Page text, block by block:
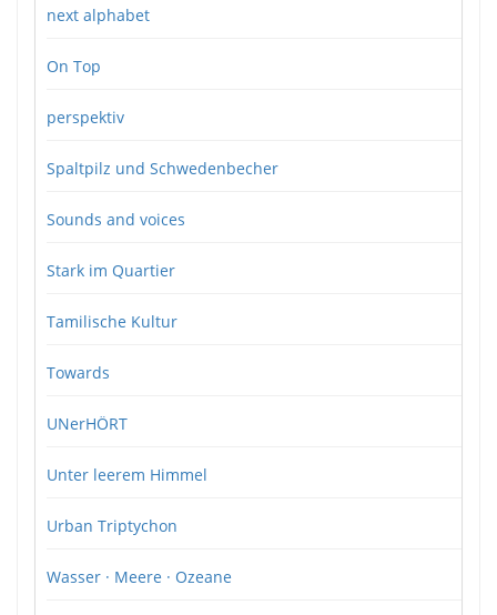
next alphabet
On Top
perspektiv
Spaltpilz und Schwedenbecher
Sounds and voices
Stark im Quartier
Tamilische Kultur
Towards
UNerHÖRT
Unter leerem Himmel
Urban Triptychon
Wasser · Meere · Ozeane